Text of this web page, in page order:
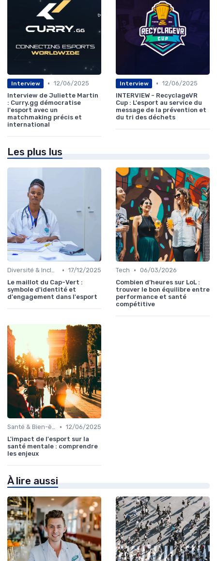
Interview • 12/06/2025
Interview de Juliette Martin
: Curry.gg démocratise
l'esport avec un
matchmaking précis et
international
Interview • 12/06/2025
INTERVIEW - RecyclageVR
Cup : L'esport au service du
message de la prévention et
du tri des déchets
Les plus lus
Diversité & Inclusion • 17/12/2025
Le maillot du Cap-Vert :
symbole d'identité et
d'engagement dans l'esport
Tech • 06/03/2026
Combien d’heures sur LoL :
trouver le bon équilibre entre
performance et santé
compétitive
Santé & Bien-être • 12/06/2025
L'impact de l'esport sur la
santé mentale : comprendre
les enjeux
À lire aussi